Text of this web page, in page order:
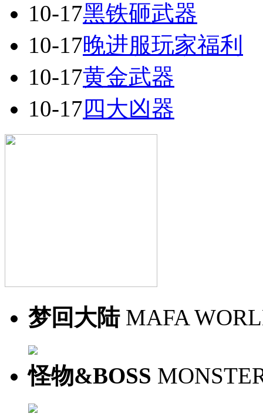
10-17黑铁砸武器
10-17晚进服玩家福利
10-17黄金武器
10-17四大凶器
梦回大陆MAFA
怪物&BOSS